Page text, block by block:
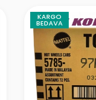
KARGO
BEDAVA